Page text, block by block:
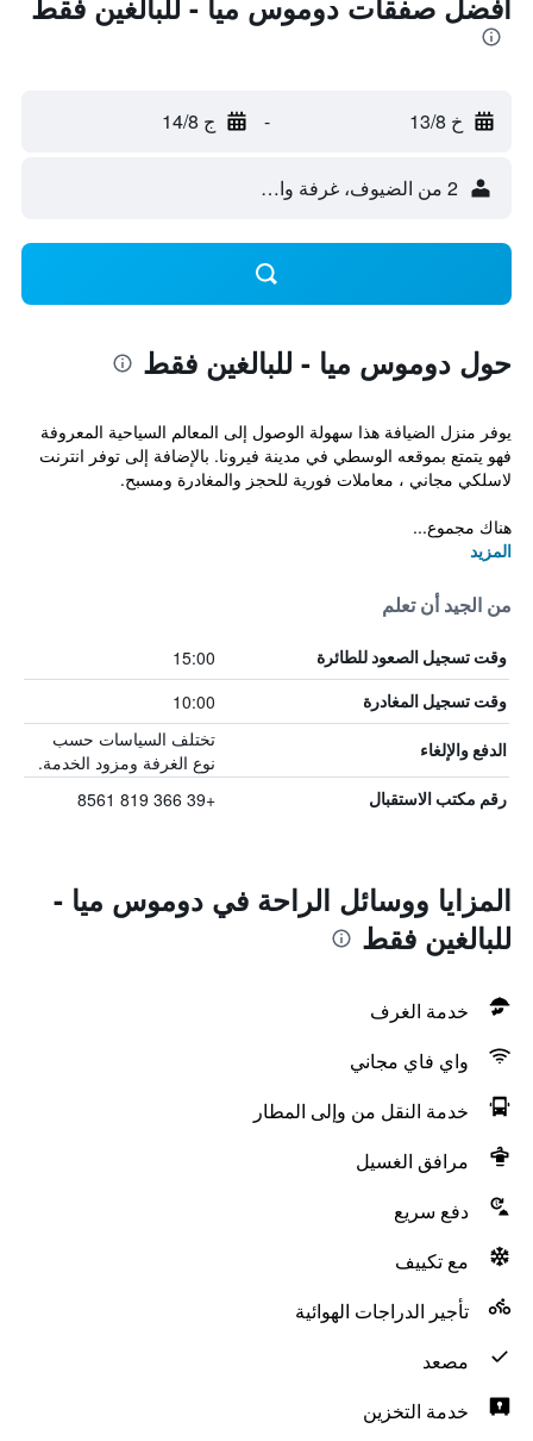
خ 13/8 - ج 14/8
2 من الضيوف، غرفة واحدة
حول دوموس ميا - للبالغين فقط
يوفر منزل الضيافة هذا سهولة الوصول إلى المعالم السياحية المعروفة
فهو يتمتع بموقعه الوسطي في مدينة فيرونا. بالإضافة إلى توفر انترنت
لاسلكي مجاني ، معاملات فورية للحجز والمغادرة ومسبح.
هناك مجموع...
المزيد
من الجيد أن تعلم
وقت تسجيل الصعود للطائرة 15:00
وقت تسجيل المغادرة 10:00
الدفع والإلغاء
تختلف السياسات حسب
نوع الغرفة ومزود الخدمة.
رقم مكتب الاستقبال +39 366 819 8561
المزايا ووسائل الراحة في دوموس ميا -
للبالغين فقط
خدمة الغرف
واي فاي مجاني
خدمة النقل من وإلى المطار
مرافق الغسيل
دفع سريع
مع تكييف
تأجير الدراجات الهوائية
مصعد
خدمة التخزين